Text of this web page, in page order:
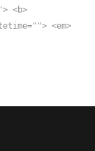
<b>
<em>